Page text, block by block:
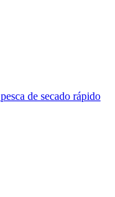
de secado rápido